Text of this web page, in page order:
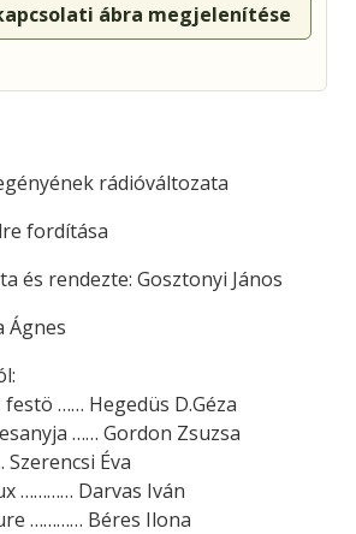
ábra megjelenítése
rádióváltozata
fordítása
és rendezte: Gosztonyi János
Ágnes
festö …… Hegedüs D.Géza
…… Gordon Zsuzsa
Éva
………… Darvas Iván
………… Béres Ilona